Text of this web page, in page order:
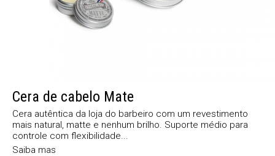
Cera de cabelo Mate
Cera autêntica da loja do barbeiro com um revestimento
mais natural, matte e nenhum brilho. Suporte médio para
controle com flexibilidade...
Saiba mas